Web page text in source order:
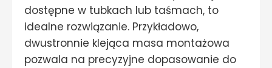
dostępne w tubkach lub taśmach, to
idealne rozwiązanie. Przykładowo,
dwustronnie klejąca masa montażowa
pozwala na precyzyjne dopasowanie do